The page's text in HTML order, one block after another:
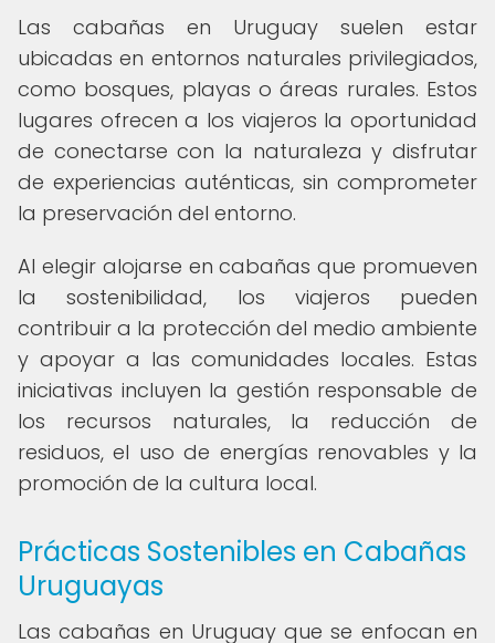
Las cabañas en Uruguay suelen estar
ubicadas en entornos naturales privilegiados,
como bosques, playas o áreas rurales. Estos
lugares ofrecen a los viajeros la oportunidad
de conectarse con la naturaleza y disfrutar
de experiencias auténticas, sin comprometer
la preservación del entorno.
Al elegir alojarse en cabañas que promueven
la sostenibilidad, los viajeros pueden
contribuir a la protección del medio ambiente
y apoyar a las comunidades locales. Estas
iniciativas incluyen la gestión responsable de
los recursos naturales, la reducción de
residuos, el uso de energías renovables y la
promoción de la cultura local.
Prácticas Sostenibles en Cabañas
Uruguayas
Las cabañas en Uruguay que se enfocan en